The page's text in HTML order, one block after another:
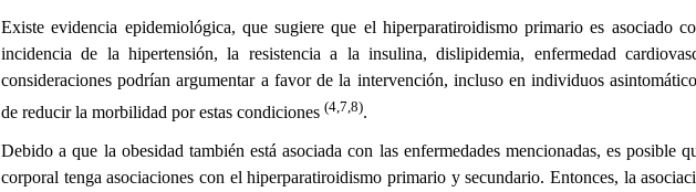
Existe evidencia epidemiológica, que sugiere que el hiperparatiroidismo primario es asociado
incidencia de la hipertensión, la resistencia a la insulina, dislipidemia, enfermedad
consideraciones podrían argumentar a favor de la intervención, incluso en individuos
de reducir la morbilidad por estas condiciones (4,7,8).
Debido a que la obesidad también está asociada con las enfermedades mencionadas, es posible
corporal tenga asociaciones con el hiperparatiroidismo primario y secundario. Entonces, la